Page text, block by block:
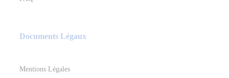
Documents Légaux
Mentions Légales